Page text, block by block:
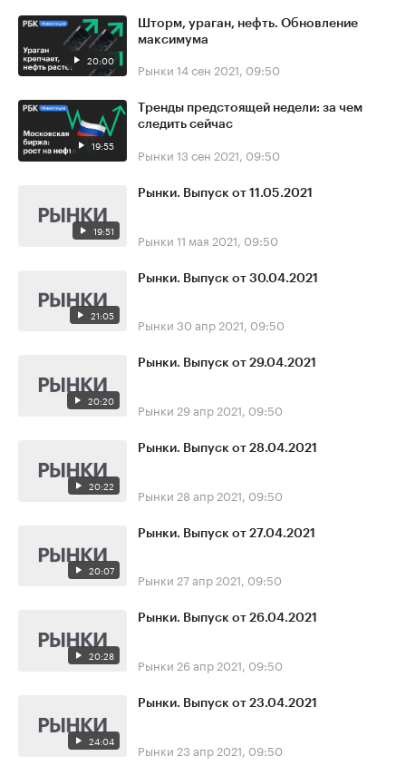
20:00
Шторм, ураган, нефть. Обновление
максимума
Рынки 14 сен 2021, 09:50
19:55
Тренды предстоящей недели: за чем
следить сейчас
Рынки 13 сен 2021, 09:50
19:51
Рынки. Выпуск от 11.05.2021
Рынки 11 мая 2021, 09:50
21:05
Рынки. Выпуск от 30.04.2021
Рынки 30 апр 2021, 09:50
20:20
Рынки. Выпуск от 29.04.2021
Рынки 29 апр 2021, 09:50
20:22
Рынки. Выпуск от 28.04.2021
Рынки 28 апр 2021, 09:50
20:07
Рынки. Выпуск от 27.04.2021
Рынки 27 апр 2021, 09:50
20:28
Рынки. Выпуск от 26.04.2021
Рынки 26 апр 2021, 09:50
24:04
Рынки. Выпуск от 23.04.2021
Рынки 23 апр 2021, 09:50